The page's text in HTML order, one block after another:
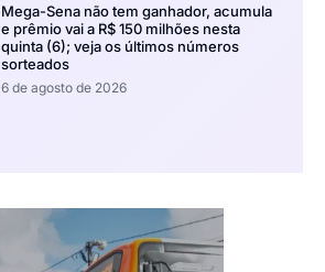
Mega-Sena não tem ganhador, acumula
e prêmio vai a R$ 150 milhões nesta
quinta (6); veja os últimos números
sorteados
6 de agosto de 2026